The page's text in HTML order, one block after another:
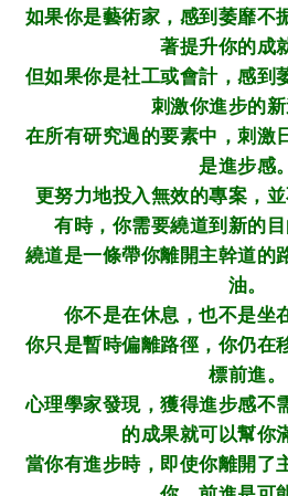
如果你是藝術家，感到萎靡不
著提升你的成
但如果你是社工或會計，感到
刺激你進步的新
在所有研究過的要素中，刺激
是進步感。
更努力地投入無效的專案，
有時，你需要繞道到新的目
繞道是一條帶你離開主幹道的
油。
你不是在休息，也不是坐
你只是暫時偏離路徑，你仍在
標前進。
心理學家發現，獲得進步感不
的成果就可以幫你
當你有進步時，即使你離開了